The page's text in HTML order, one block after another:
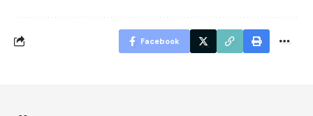
Facebook